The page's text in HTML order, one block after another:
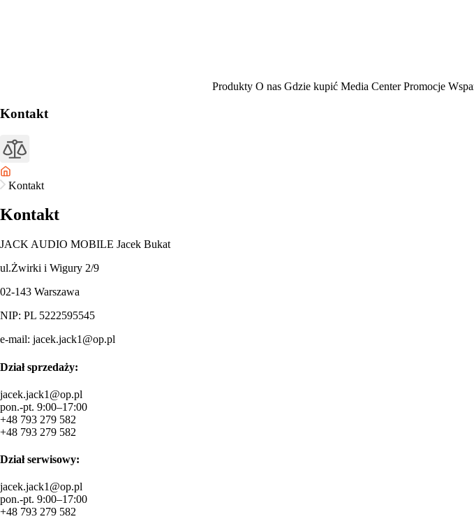
Produkty O nas Gdzie kupić Media CenterPromocje
Kontakt
Kontakt
Kontakt
JACK AUDIO MOBILE Jacek Bukat
ul.Żwirki i Wigury 2/9
02-143 Warszawa
NIP: PL 5222595545
e-mail: jacek.jack1@op.pl
Dział sprzedaży:
jacek.jack1@op.pl
pon.-pt. 9:00–17:00
+48 793 279 582
+48 793 279 582
Dział serwisowy:
jacek.jack1@op.pl
pon.-pt. 9:00–17:00
+48 793 279 582